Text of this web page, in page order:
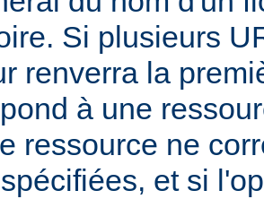
Si plusieurs
renverra la
à une
ressource ne
et si